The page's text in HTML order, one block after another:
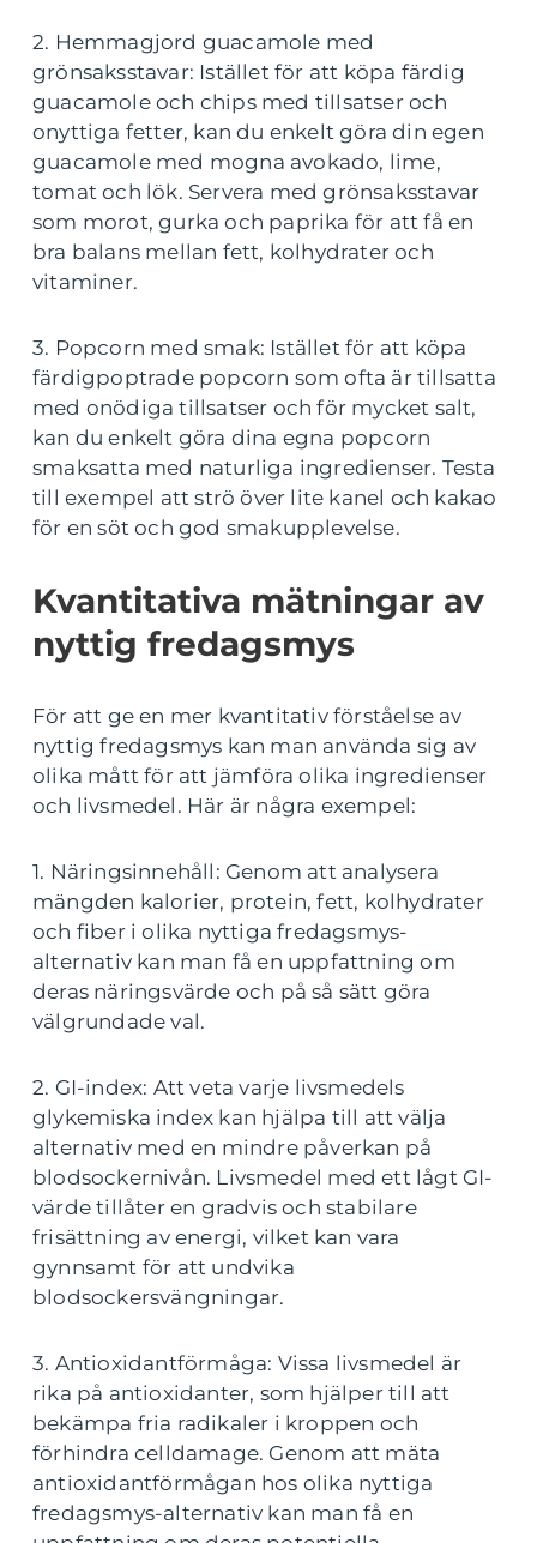
2. Hemmagjord guacamole med
grönsaksstavar: Istället för att köpa färdig
guacamole och chips med tillsatser och
onyttiga fetter, kan du enkelt göra din egen
guacamole med mogna avokado, lime,
tomat och lök. Servera med grönsaksstavar
som morot, gurka och paprika för att få en
bra balans mellan fett, kolhydrater och
vitaminer.
3. Popcorn med smak: Istället för att köpa
färdigpoptrade popcorn som ofta är tillsatta
med onödiga tillsatser och för mycket salt,
kan du enkelt göra dina egna popcorn
smaksatta med naturliga ingredienser. Testa
till exempel att strö över lite kanel och kakao
för en söt och god smakupplevelse.
Kvantitativa mätningar av
nyttig fredagsmys
För att ge en mer kvantitativ förståelse av
nyttig fredagsmys kan man använda sig av
olika mått för att jämföra olika ingredienser
och livsmedel. Här är några exempel:
1. Näringsinnehåll: Genom att analysera
mängden kalorier, protein, fett, kolhydrater
och fiber i olika nyttiga fredagsmys-
alternativ kan man få en uppfattning om
deras näringsvärde och på så sätt göra
välgrundade val.
2. GI-index: Att veta varje livsmedels
glykemiska index kan hjälpa till att välja
alternativ med en mindre påverkan på
blodsockernivån. Livsmedel med ett lågt GI-
värde tillåter en gradvis och stabilare
frisättning av energi, vilket kan vara
gynnsamt för att undvika
blodsockersvängningar.
3. Antioxidantförmåga: Vissa livsmedel är
rika på antioxidanter, som hjälper till att
bekämpa fria radikaler i kroppen och
förhindra celldamage. Genom att mäta
antioxidantförmågan hos olika nyttiga
fredagsmys-alternativ kan man få en